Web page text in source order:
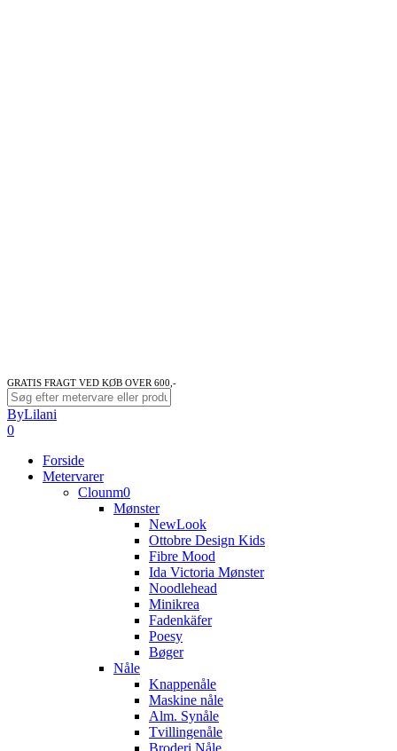
GRATIS FRAGT VED KØB OVER 600,-
Close
Search
ByLilani
search
account
0
Forside
Metervarer
Clounm0
Mønster
NewLook
Ottobre Design Kids
Fibre Mood
Ida Victoria Mønster
Noodlehead
Minikrea
Fadenkäfer
Poesy
Bøger
Nåle
Knappenåle
Maskine nåle
Alm. Synåle
Tvillingenåle
Broderi Nåle